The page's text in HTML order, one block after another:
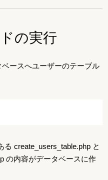
の実行
ースへユーザーのテーブル
create_users_table.php と
の内容がデータベースに作